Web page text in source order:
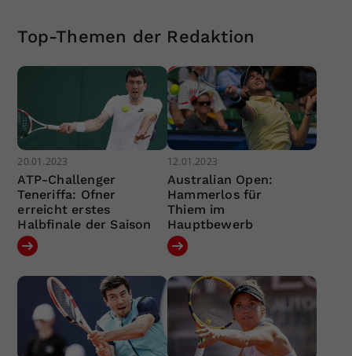
Top-Themen der Redaktion
20.01.2023
ATP-Challenger
Teneriffa: Ofner
erreicht erstes
Halbfinale der Saison
12.01.2023
Australian Open:
Hammerlos für
Thiem im
Hauptbewerb